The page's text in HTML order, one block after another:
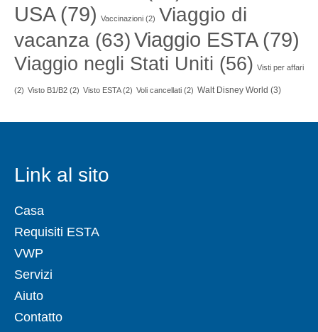
USA(79) Vaccinazioni (2) Viaggio di
vacanza (63)Viaggio ESTA(79)
Viaggio negli Stati Uniti (56) Visti per affari
(2) Visto B1/B2 (2) Visto ESTA(2) Voli cancellati (2) Walt Disney World (3)
Link al sito
Casa
Requisiti ESTA
VWP
Servizi
Aiuto
Contatto